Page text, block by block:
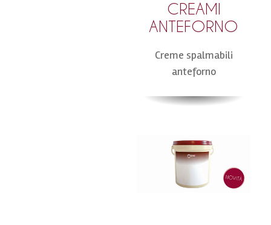
CREAMI
ANTEFORNO
Creme spalmabili
anteforno